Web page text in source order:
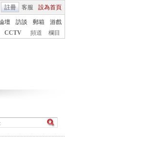
客服 設為首頁
註冊
壇 訪談 郵箱
游戲
CCTV 頻道 欄目